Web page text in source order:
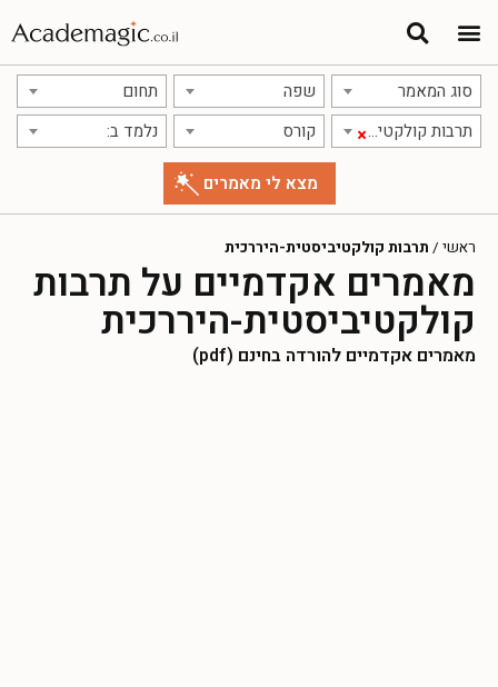
סוג המאמר שפה תחום
×תרבות קולקטיביסטית-היררכית קורס נלמד ב:
ראשי / תרבות קולקטיביסטית-היררכית
מאמרים אקדמיים על תרבות
קולקטיביסטית-היררכית
מאמרים אקדמיים להורדה בחינם (pdf)